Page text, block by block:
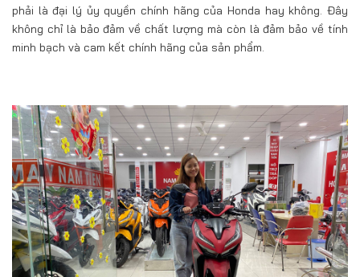
phải là đại lý ủy quyền chính hãng của Honda hay không. Đây
không chỉ là bảo đảm về chất lượng mà còn là đảm bảo về tính
minh bạch và cam kết chính hãng của sản phẩm.